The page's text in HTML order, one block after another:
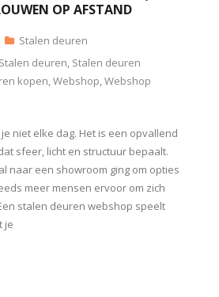
OP AFSTAND
Stalen deuren
Stalen deuren, Stalen deuren
kopen,Webshop,Webshop
niet elke dag. Het is een opvallend
sfeer, licht en structuur bepaalt.
naar een showroom ging om opties
meer mensen ervoor om zich
stalen deuren webshop speelt
je